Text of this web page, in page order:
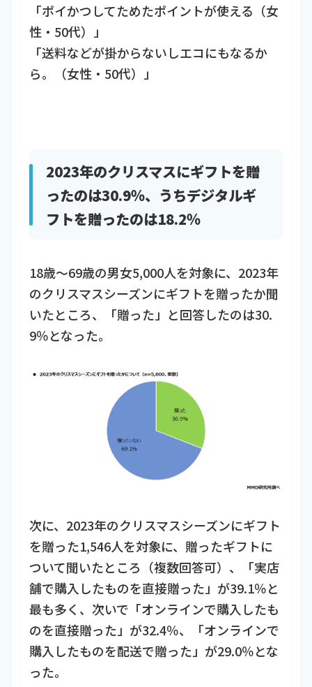
「ポイかつしてためたポイントが使える（女
性・50代）」
「送料などが掛からないしエコにもなるか
ら。（女性・50代）」
2023年のクリスマスにギフトを贈
ったのは30.9％、うちデジタルギ
フトを贈ったのは18.2％
18歳～69歳の男女5,000人を対象に、2023年
のクリスマスシーズンにギフトを贈ったか聞
いたところ、「贈った」と回答したのは30.
9％となった。
次に、2023年のクリスマスシーズンにギフト
を贈った1,546人を対象に、贈ったギフトに
ついて聞いたところ（複数回答可）、「実店
舗で購入したものを直接贈った」が39.1％と
最も多く、次いで「オンラインで購入したも
のを直接贈った」が32.4％、「オンラインで
購入したものを配送で贈った」が29.0％とな
った。